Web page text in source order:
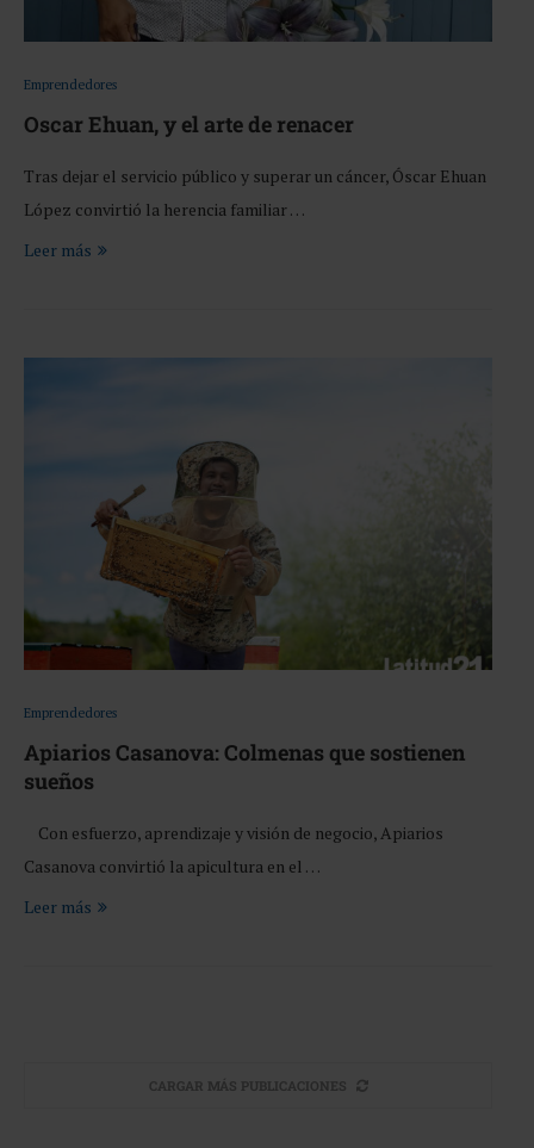
Emprendedores
Oscar Ehuan, y el arte de renacer
Tras dejar el servicio público y superar un cáncer, Óscar Ehuan
López convirtió la herencia familiar …
Leer más
Emprendedores
Apiarios Casanova: Colmenas que sostienen
sueños
Con esfuerzo, aprendizaje y visión de negocio, Apiarios
Casanova convirtió la apicultura en el …
Leer más
CARGAR MÁS PUBLICACIONES